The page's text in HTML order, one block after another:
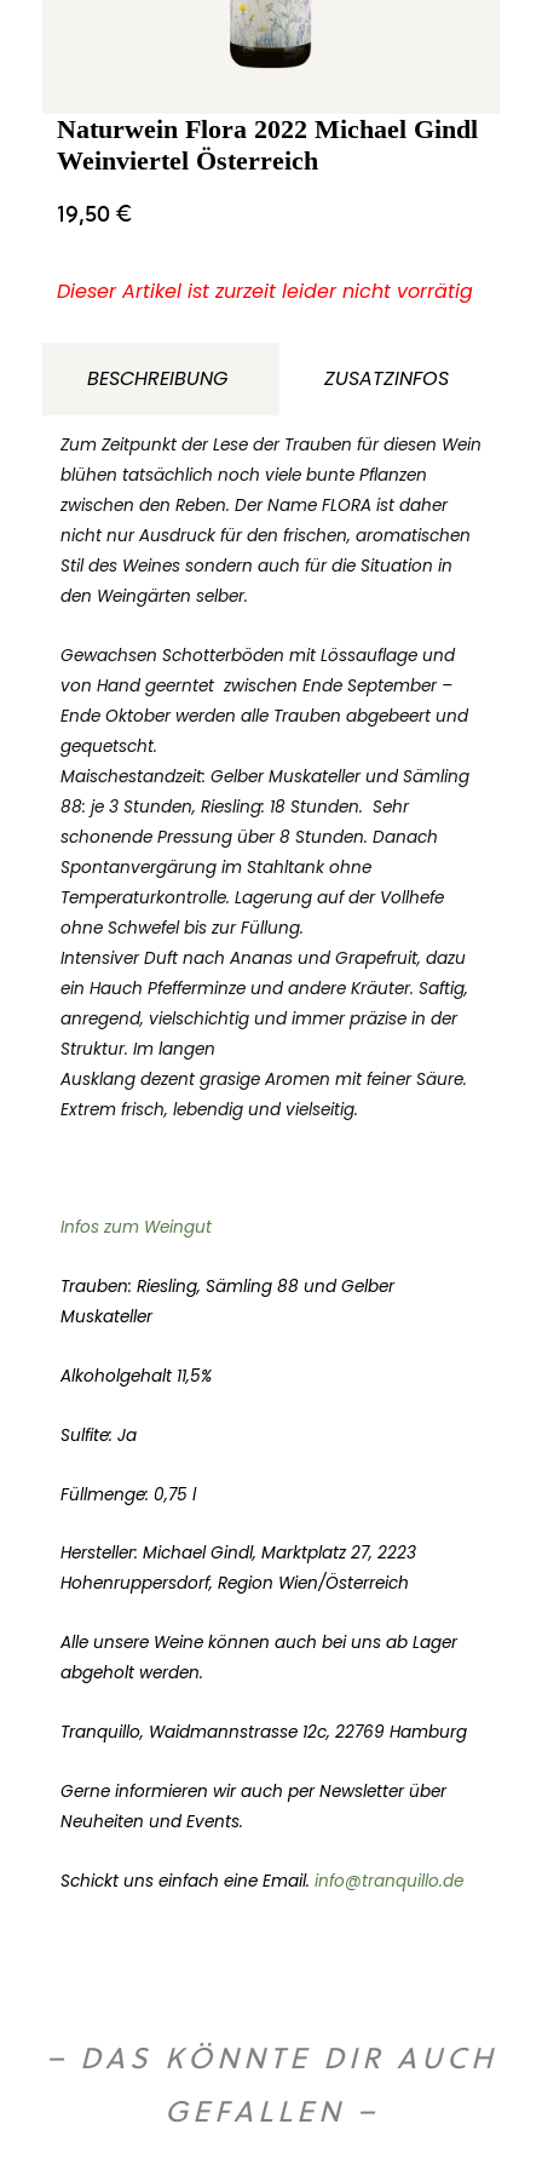
Naturwein Flora 2022 Michael Gindl
Weinviertel Österreich
19,50€
Dieser Artikel ist zurzeit leider nicht vorrätig
BESCHREIBUNG ZUSATZINFOS
Zum Zeitpunkt der Lese der Trauben für diesen Wein
blühen tatsächlich noch viele bunte Pflanzen
zwischen den Reben. Der Name FLORA ist daher
nicht nur Ausdruck für den frischen, aromatischen
Stil des Weines sondern auch für die Situation in
den Weingärten selber.
Gewachsen Schotterböden mit Lössauflage und
von Hand geerntet zwischen Ende September –
Ende Oktober werden alle Trauben abgebeert und
gequetscht.
Maischestandzeit: Gelber Muskateller und Sämling
88: je 3 Stunden, Riesling: 18 Stunden. Sehr
schonende Pressung über 8 Stunden. Danach
Spontanvergärung im Stahltank ohne
Temperaturkontrolle. Lagerung auf der Vollhefe
ohne Schwefel bis zur Füllung.
Intensiver Duft nach Ananas und Grapefruit, dazu
ein Hauch Pfefferminze und andere Kräuter. Saftig,
anregend, vielschichtig und immer präzise in der
Struktur. Im langen
Ausklang dezent grasige Aromen mit feiner Säure.
Extrem frisch, lebendig und vielseitig.
Infos zum Weingut
Trauben: Riesling, Sämling 88 und Gelber
Muskateller
Alkoholgehalt 11,5%
Sulfite: Ja
Füllmenge: 0,75 l
Hersteller: Michael Gindl, Marktplatz 27, 2223
Hohenruppersdorf, Region Wien/Österreich
Alle unsere Weine können auch bei uns ab Lager
abgeholt werden.
Tranquillo, Waidmannstrasse 12c, 22769 Hamburg
Gerne informieren wir auch per Newsletter über
Neuheiten und Events.
Schickt uns einfach eine Email. info@tranquillo.de
– DAS KÖNNTE DIR AUCH
GEFALLEN –